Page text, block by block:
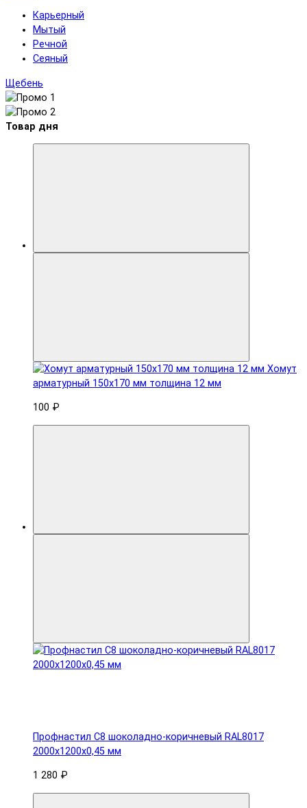
Карьерный
Мытый
Речной
Сеяный
Щебень
Товар дня
Хомут
арматурный 150x170 мм толщина 12 мм
100 ₽
Профнастил С8 шоколадно-коричневый RAL8017
2000х1200х0,45 мм
1 280 ₽